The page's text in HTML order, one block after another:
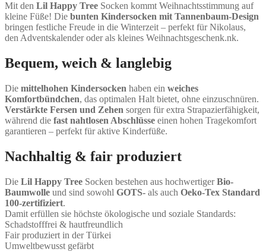
Mit den Lil Happy Tree Socken kommt Weihnachtsstimmung auf
kleine Füße! Die bunten Kindersocken mit Tannenbaum-Design
bringen festliche Freude in die Winterzeit – perfekt für Nikolaus,
den Adventskalender oder als kleines Weihnachtsgeschenk.nk.
Bequem, weich & langlebig
Die mittelhohen Kindersocken haben ein weiches
Komfortbündchen, das optimalen Halt bietet, ohne einzuschnüren.
Verstärkte Fersen und Zehen sorgen für extra Strapazierfähigkeit,
während die fast nahtlosen Abschlüsse einen hohen Tragekomfort
garantieren – perfekt für aktive Kinderfüße.
Nachhaltig & fair produziert
Die Lil Happy Tree Socken bestehen aus hochwertigerBio-
Baumwolle und sind sowohl GOTS- als auch Oeko-Tex Standard
100-zertifiziert.
Damit erfüllen sie höchste ökologische und soziale Standards:
Schadstofffrei & hautfreundlich
Fair produziert in der Türkei
Umweltbewusst gefärbt